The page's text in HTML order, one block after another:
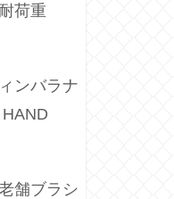
荷重
ンバラナ
舗ブラシ